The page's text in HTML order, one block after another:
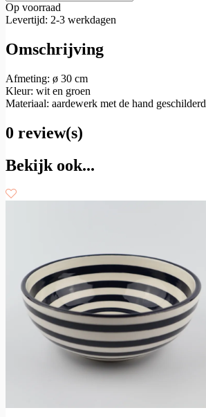
Op voorraad
Levertijd: 2-3 werkdagen
Omschrijving
Afmeting: ø 30 cm
Kleur: wit en groen
Materiaal: aardewerk met de hand geschilderd
0 review(s)
Bekijk ook...